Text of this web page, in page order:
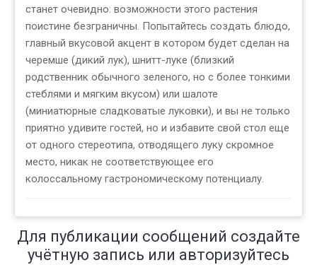
станет очевидно: возможности этого растения
поистине безграничны. Попытайтесь создать блюдо,
главный вкусовой акцент в котором будет сделан на
черемше (дикий лук), шнитт-луке (близкий
родственник обычного зеленого, но с более тонкими
стеблями и мягким вкусом) или шалоте
(миниатюрные сладковатые луковки), и вы не только
приятно удивите гостей, но и избавите свой стол еще
от одного стереотипа, отводящего луку скромное
место, никак не соответствующее его
колоссальному гастрономическому потенциалу.
Для публикации сообщений создайте
учётную запись или авторизуйтесь